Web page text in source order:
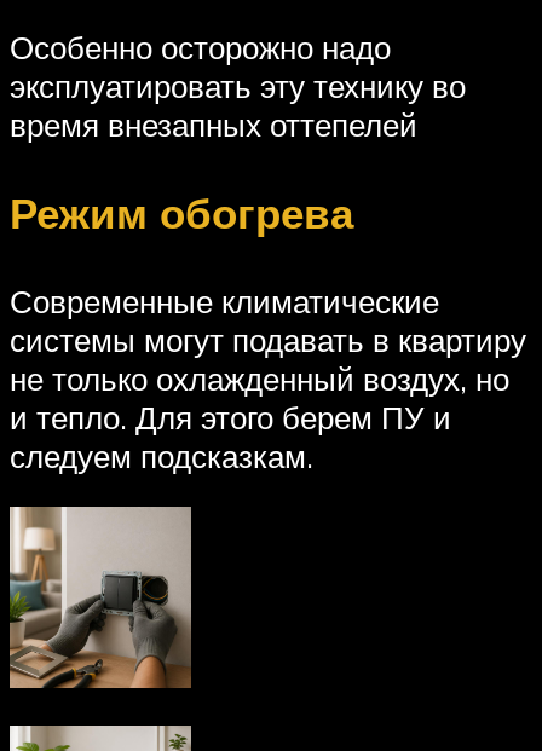
Особенно осторожно надо
эксплуатировать эту технику во
время внезапных оттепелей
Режим обогрева
Современные климатические
системы могут подавать в квартиру
не только охлажденный воздух, но
и тепло. Для этого берем ПУ и
следуем подсказкам.